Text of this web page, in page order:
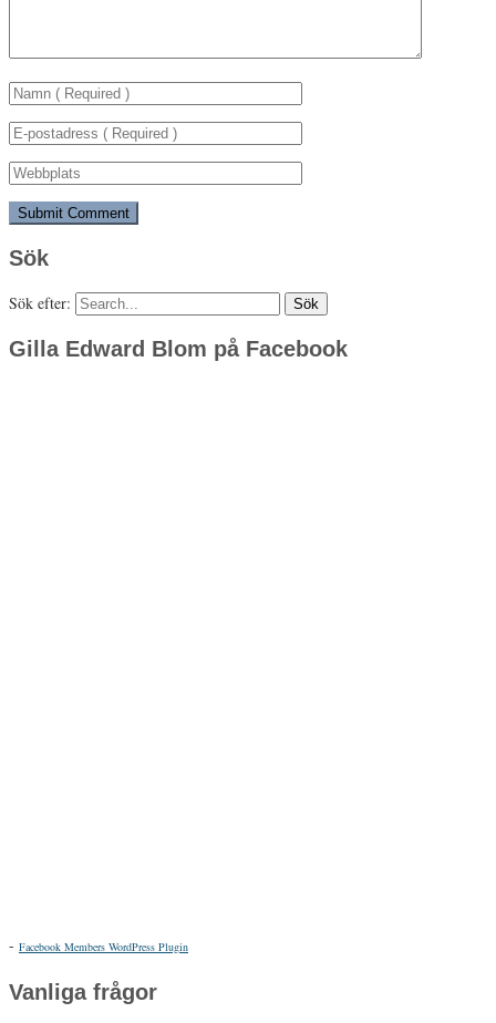
Sök
Sök efter:
Gilla Edward Blom på Facebook
- Facebook Members WordPress Plugin
Vanliga frågor